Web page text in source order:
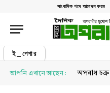
সাংবাদিক পদে আবেদন ফরম
ই_পেপার
আপনি এখানে আছেন : অপরাধ চক্র